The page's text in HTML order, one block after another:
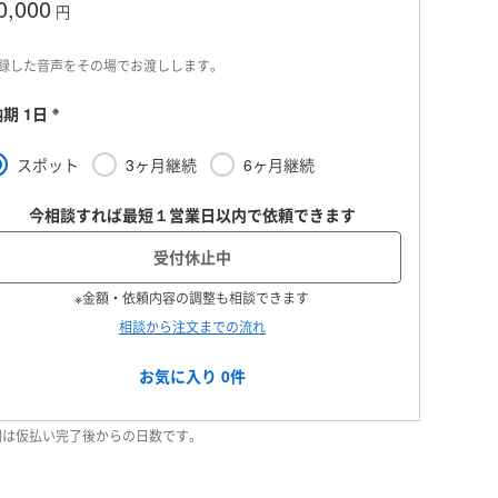
円
した音声をその場でお渡しします。
1日 ※
スポット 3ヶ月継続 6ヶ月継続
今相談すれば最短１営業日以内で依頼できます
受付休止中
※金額・依頼内容の調整も相談できます
相談から注文までの流れ
お気に入り 0件
仮払い完了後からの日数です。